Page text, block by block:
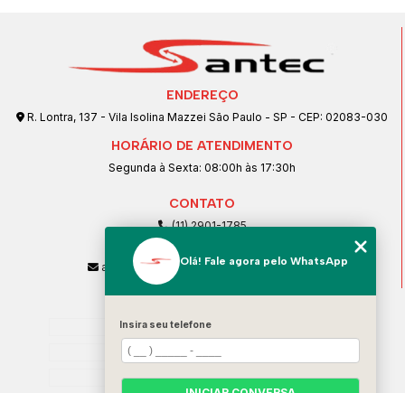
ENDEREÇO
R. Lontra, 137 - Vila Isolina Mazzei São Paulo - SP - CEP: 02083-030
HORÁRIO DE ATENDIMENTO
Segunda à Sexta: 08:00h às 17:30h
CONTATO
(11) 2901-1785
(11) 99239-1832
atendimento@santeccopiadoras.com.br
Home
Empresa
SERVIÇOS
Olá! Fale agora pelo WhatsApp
Insira seu telefone